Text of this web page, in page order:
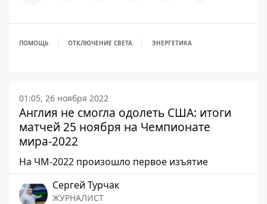
ПОМОЩЬ ОТКЛЮЧЕНИЕ СВЕТА ЭНЕРГЕТИКА
01:05, 26 ноября 2022
Англия не смогла одолеть США: итоги
матчей 25 ноября на Чемпионате
мира-2022
На ЧМ-2022 произошло первое изъятие
Сергей Турчак
ЖУРНАЛИСТ